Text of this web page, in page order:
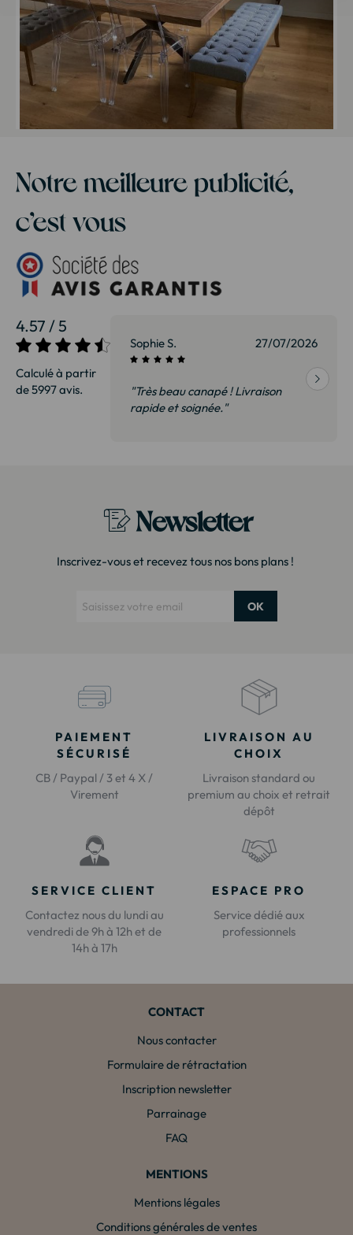
Notre meilleure publicité,
c’est vous
4.57 / 5
Calculé à partir
de 5997 avis.
27/07/2026 Sophie S. 27/07/2026
"Très beau canapé ! Livraison
rapide et soignée."
Newsletter
Inscrivez-vous et recevez tous nos bons plans !
OK
PAIEMENT
SÉCURISÉ
CB / Paypal / 3 et 4 X /
Virement
LIVRAISON AU
CHOIX
Livraison standard ou
premium au choix et retrait
dépôt
SERVICE CLIENT
Contactez nous du lundi au
vendredi de 9h à 12h et de
14h à 17h
ESPACE PRO
Service dédié aux
professionnels
CONTACT
Nous contacter
Formulaire de rétractation
Inscription newsletter
Parrainage
FAQ
MENTIONS
Mentions légales
Conditions générales de ventes